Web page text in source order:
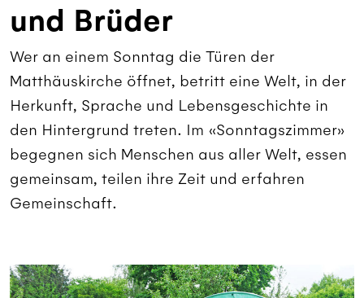
und Brüder
Wer an einem Sonntag die Türen der
Matthäuskirche öffnet, betritt eine Welt, in der
Herkunft, Sprache und Lebensgeschichte in
den Hintergrund treten. Im «Sonntagszimmer»
begegnen sich Menschen aus aller Welt, essen
gemeinsam, teilen ihre Zeit und erfahren
Gemeinschaft.